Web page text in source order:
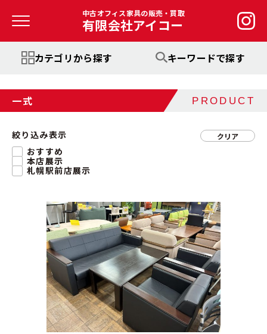
中古オフィス家具の販売・買取
有限会社アイコー
カテゴリから探す キーワードで探す
一式 PRODUCT
絞り込み表示
おすすめ
本店展示
札幌駅前店展示
クリア